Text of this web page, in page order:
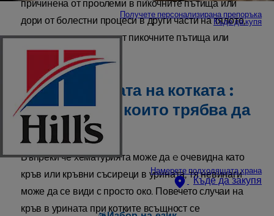
Получете персонализирана препоръка
Къде да купя
Намерете подходящата храна
Къде да закупя
причинена от проблеми в пикочните пътища или
дори от болестни процеси в други части на тялото,
които могат да засегнат пикочните пътища или
Кръв в урината на котката :
признаци, за които трябва да
следите.
Въпреки че хематурията може да e очевидна като
кръв или кръвни съсиреци в урината, тя невинаги
може да се види с просто око. Повечето случаи на
кръв в урината при котките всъщност се